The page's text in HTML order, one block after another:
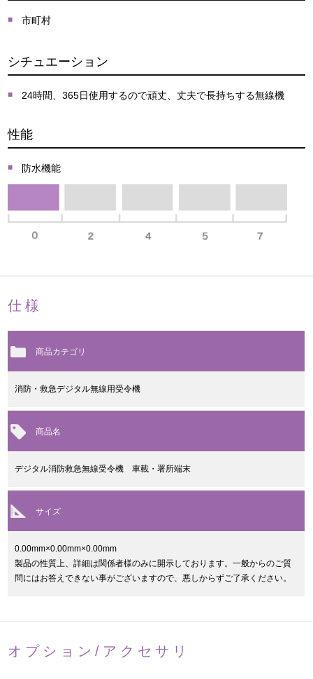
市町村
シチュエーション
24時間、365日使用するので頑丈、丈夫で長持ちする無線機
性能
防水機能
仕様
商品カテゴリ
消防・救急デジタル無線用受令機
商品名
デジタル消防救急無線受令機 車載・署所端末
サイズ
0.00mm×0.00mm×0.00mm
製品の性質上、詳細は関係者様のみに開示しております。一般からのご質
問にはお答えできない事がございますので、悪しからずご了承ください。
オプション/アクセサリ